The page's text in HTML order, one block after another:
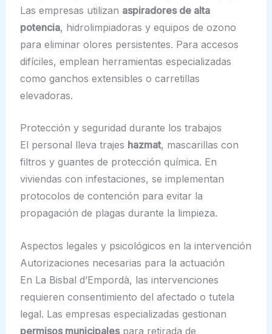
Las empresas utilizan aspiradores de alta
potencia, hidrolimpiadoras y equipos de ozono
para eliminar olores persistentes. Para accesos
difíciles, emplean herramientas especializadas
como ganchos extensibles o carretillas
elevadoras.
Protección y seguridad durante los trabajos
El personal lleva trajes hazmat, mascarillas con
filtros y guantes de protección química. En
viviendas con infestaciones, se implementan
protocolos de contención para evitar la
propagación de plagas durante la limpieza.
Aspectos legales y psicológicos en la intervención
Autorizaciones necesarias para la actuación
En La Bisbal d’Empordà, las intervenciones
requieren consentimiento del afectado o tutela
legal. Las empresas especializadas gestionan
permisos municipalespara retirada de